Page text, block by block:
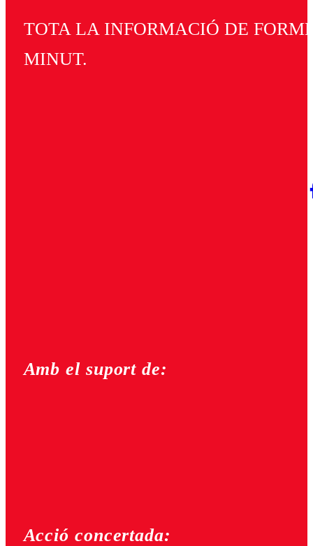
TOTA LA INFORMACIÓ DE
MINUT.
Amb el suport de:
Acció concertada: